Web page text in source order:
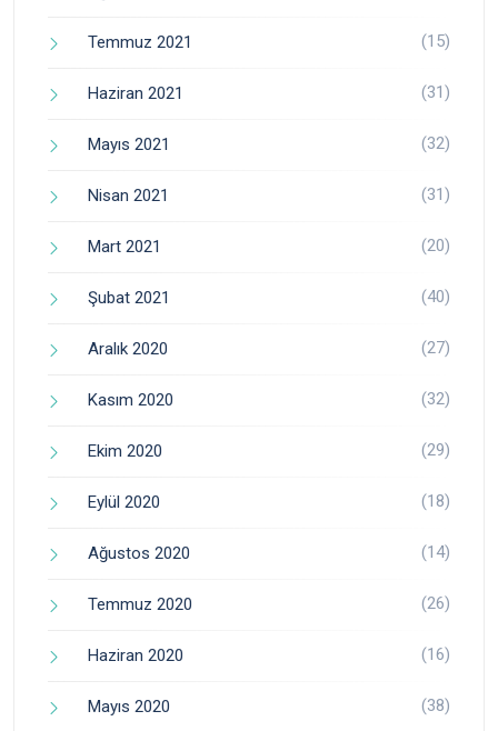
Temmuz 2021 (15)
Haziran 2021 (31)
Mayıs 2021 (32)
Nisan 2021 (31)
Mart 2021 (20)
Şubat 2021 (40)
Aralık 2020 (27)
Kasım 2020 (32)
Ekim 2020 (29)
Eylül 2020 (18)
Ağustos 2020 (14)
Temmuz 2020 (26)
Haziran 2020 (16)
Mayıs 2020 (38)